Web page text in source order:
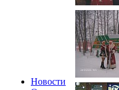
Новости